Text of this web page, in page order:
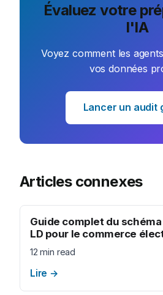
Évaluez votre
l'IA
Voyez comment les
vos données
Lancer un audit
Articles connexes
Guide complet du
LD pour le commerce
12 min read
Lire →